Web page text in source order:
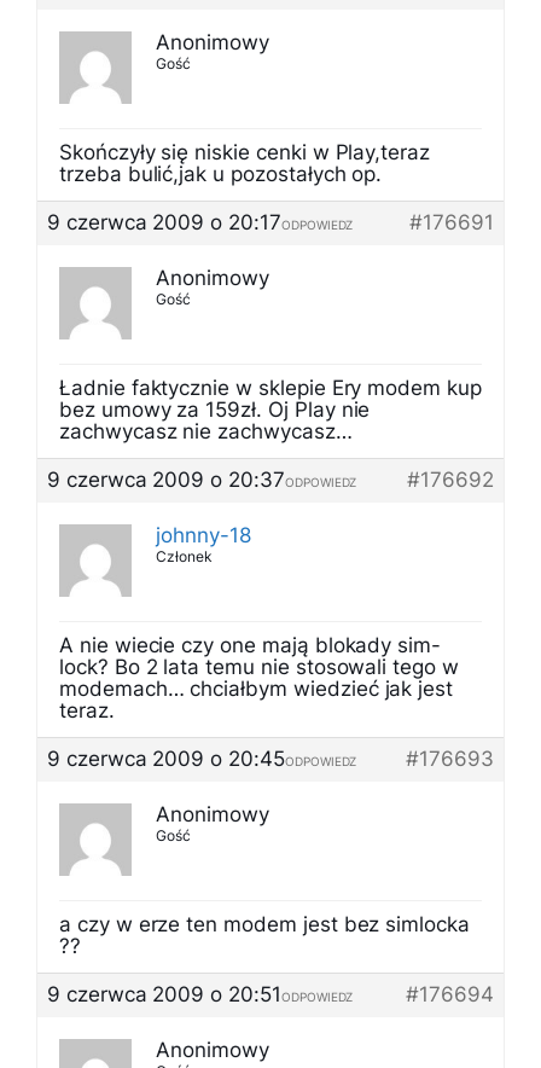
Anonimowy
Gość
Skończyły się niskie cenki w Play,teraz
trzeba bulić,jak u pozostałych op.
9 czerwca 2009 o 20:17
#176691
ODPOWIEDZ
Anonimowy
Gość
Ładnie faktycznie w sklepie Ery modem kup
bez umowy za 159zł. Oj Play nie
zachwycasz nie zachwycasz…
9 czerwca 2009 o 20:37
#176692
ODPOWIEDZ
johnny-18
Członek
A nie wiecie czy one mają blokady sim-
lock? Bo 2 lata temu nie stosowali tego w
modemach… chciałbym wiedzieć jak jest
teraz.
9 czerwca 2009 o 20:45
#176693
ODPOWIEDZ
Anonimowy
Gość
a czy w erze ten modem jest bez simlocka
??
9 czerwca 2009 o 20:51
#176694
ODPOWIEDZ
Anonimowy